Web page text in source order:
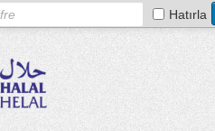
Hatırla